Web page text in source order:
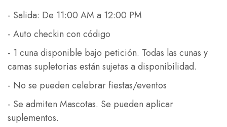
- Salida: De 11:00 AM a 12:00 PM
- Auto checkin con código
- 1 cuna disponible bajo petición. Todas las cunas y
camas supletorias están sujetas a disponibilidad.
- No se pueden celebrar fiestas/eventos
- Se admiten Mascotas. Se pueden aplicar
suplementos.